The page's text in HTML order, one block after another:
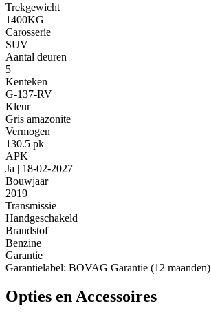
Trekgewicht
1400KG
Carosserie
SUV
Aantal deuren
5
Kenteken
G-137-RV
Kleur
Gris amazonite
Vermogen
130.5 pk
APK
Ja | 18-02-2027
Bouwjaar
2019
Transmissie
Handgeschakeld
Brandstof
Benzine
Garantie
Garantielabel: BOVAG Garantie (12 maanden)
Opties en Accessoires